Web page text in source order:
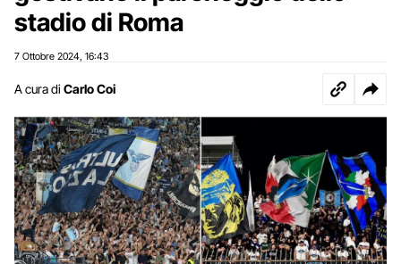
stadio di Roma
7 Ottobre 2024 16:43
A cura di Carlo Coi